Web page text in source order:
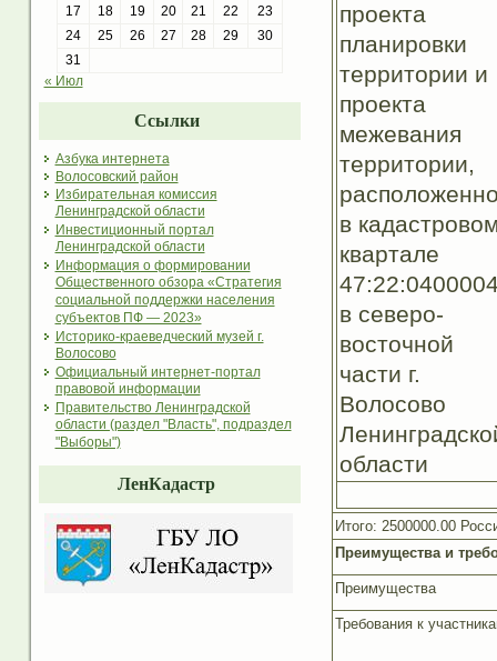
17
18 19 20 21 22
23
24
25 26 27 28 29
30
31
« Июл
Ссылки
Азбука интернета
Волосовский район
Избирательная комиссия
Ленинградской области
Инвестиционный портал
Ленинградской области
Информация о формировании
Общественного обзора «Стратегия
социальной поддержки населения
субъектов ПФ — 2023»
Историко-краеведческий музей г.
Волосово
Официальный интернет-портал
правовой информации
Правительство Ленинградской
области (раздел "Власть", подраздел
"Выборы")
ЛенКадастр
проекта
планировки
территории и
проекта
межевания
территории,
в
квартале
в северо-
восточной
части г.
Волосово
области
Итого: 2500000.00
Преимущества и
Преимущества
Требования к